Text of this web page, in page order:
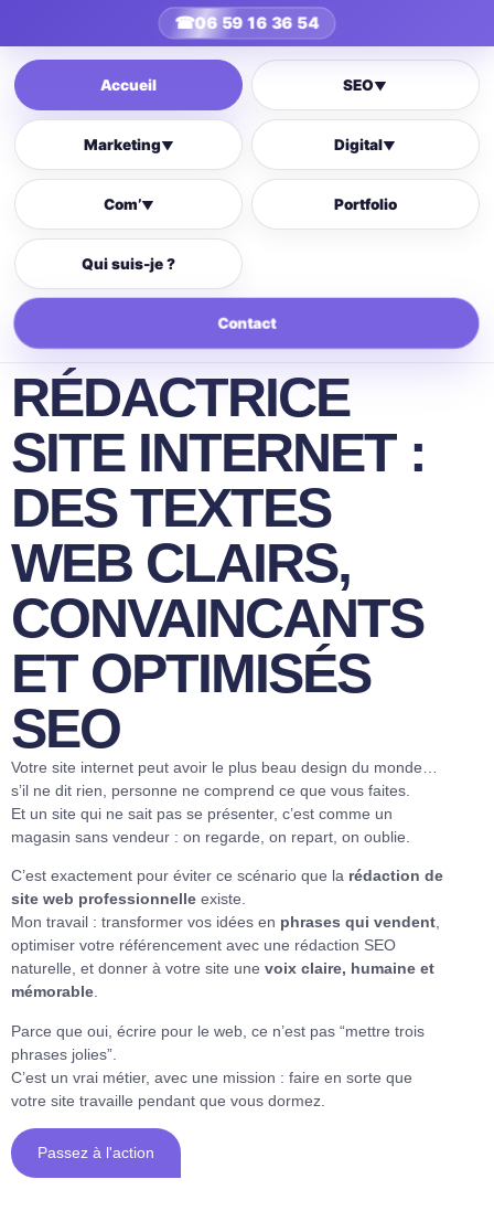
☎06 59 16 36 54
Accueil SEO▼
Marketing▼ Digital▼
Com’▼ Portfolio
Qui suis-je ?
Contact
RÉDACTRICE
SITE INTERNET :
DES TEXTES
WEB CLAIRS,
CONVAINCANTS
ET OPTIMISÉS
SEO
Votre site internet peut avoir le plus beau design du monde…
s’il ne dit rien, personne ne comprend ce que vous faites.
Et un site qui ne sait pas se présenter, c’est comme un
magasin sans vendeur : on regarde, on repart, on oublie.
C’est exactement pour éviter ce scénario que la rédaction de
site web professionnelle existe.
Mon travail : transformer vos idées en phrases qui vendent,
optimiser votre référencement avec une rédaction SEO
naturelle, et donner à votre site une voix claire, humaine et
mémorable.
Parce que oui, écrire pour le web, ce n’est pas “mettre trois
phrases jolies”.
C’est un vrai métier, avec une mission : faire en sorte que
votre site travaille pendant que vous dormez.
Passez à l'action